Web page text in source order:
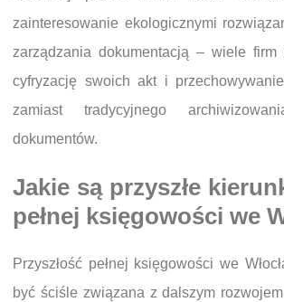
zainteresowanie ekologicznymi
zarządzania dokumentacją – wiele
cyfryzację swoich akt i
zamiast tradycyjnego
dokumentów.
Jakie są przyszłe
pełnej księgowości we
Przyszłość pełnej księgowości we
być ściśle związana z dalszym